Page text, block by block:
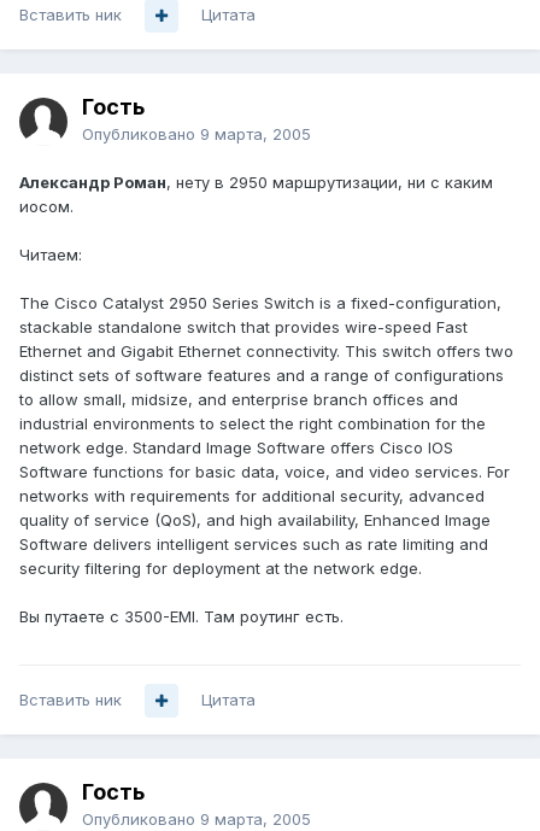
Вставить ник Цитата
Гость
Опубликовано 9 марта, 2005
Александр Роман, нету в 2950 маршрутизации, ни с каким
иосом.
Читаем:
The Cisco Catalyst 2950 Series Switch is a fixed-configuration,
stackable standalone switch that provides wire-speed Fast
Ethernet and Gigabit Ethernet connectivity. This switch offers two
distinct sets of software features and a range of configurations
to allow small, midsize, and enterprise branch offices and
industrial environments to select the right combination for the
network edge. Standard Image Software offers Cisco IOS
Software functions for basic data, voice, and video services. For
networks with requirements for additional security, advanced
quality of service (QoS), and high availability, Enhanced Image
Software delivers intelligent services such as rate limiting and
security filtering for deployment at the network edge.
Вы путаете с 3500-EMI. Там роутинг есть.
Вставить ник Цитата
Гость
Опубликовано 9 марта, 2005